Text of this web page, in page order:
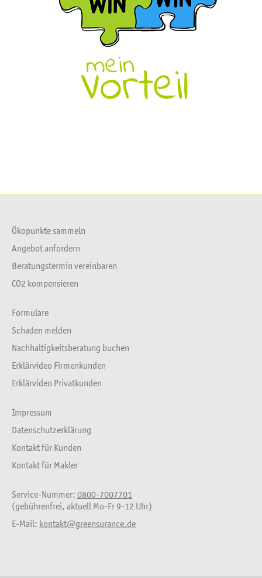
Ökopunkte sammeln
Angebot anfordern
Beratungstermin vereinbaren
CO2 kompensieren
Formulare
Schaden melden
Nachhaltigkeitsberatung buchen
Erklärvideo Firmenkunden
Erklärvideo Privatkunden
Impressum
Datenschutzerklärung
Kontakt für Kunden
Kontakt für Makler
Service-Nummer: 0800-7007701
(gebührenfrei, aktuell Mo-Fr 9-12 Uhr)
E-Mail: kontakt@greensurance.de